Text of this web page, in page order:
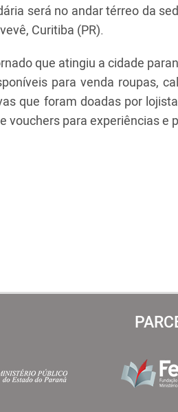
será no andar térreo da
Curitiba (PR).
que atingiu a cidade
para venda roupas,
que foram doadas por
vouchers para experiências e